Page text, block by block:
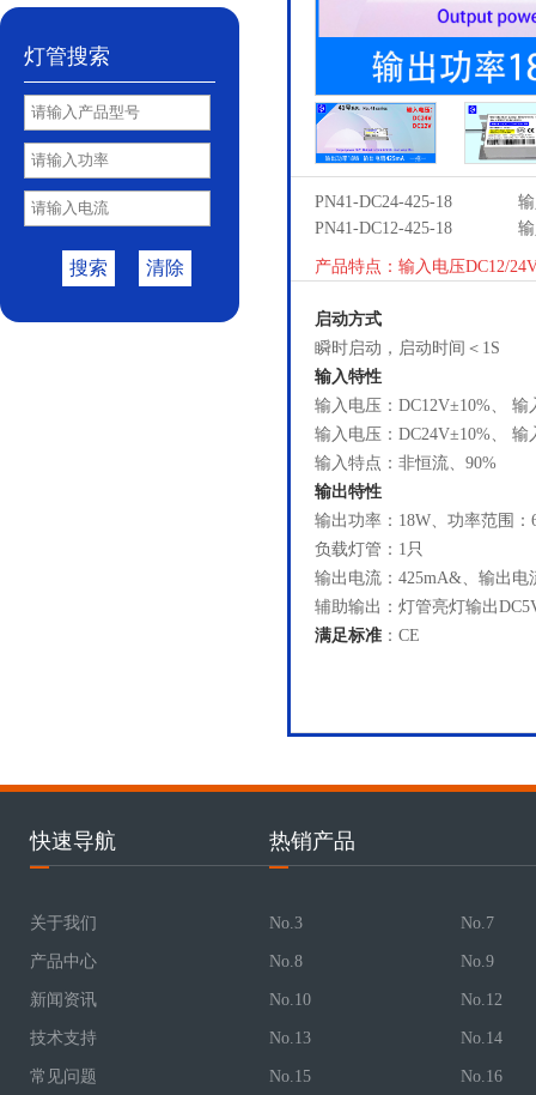
灯管搜索
清除
搜索
PN41-DC24-425-18
PN41-DC12-425-18
产品特点：输入电压DC12/
启动方式
瞬时启动，启动时间＜1S
输入特性
输入电压：DC12V±10%、 输
输入电压：DC24V±10%、 输
输入特点：非恒流、90%
输出特性
输出功率：18W、功率范围：
负载灯管：1只
输出电流：425mA&、输出电
辅助输出：灯管亮灯输出
满足标准 ：CE
快速导航
关于我们
产品中心
新闻资讯
技术支持
常见问题
热销产品
No.3 No.7
No.8 No.9
No.10 No.12
No.13 No.14
No.15 No.16